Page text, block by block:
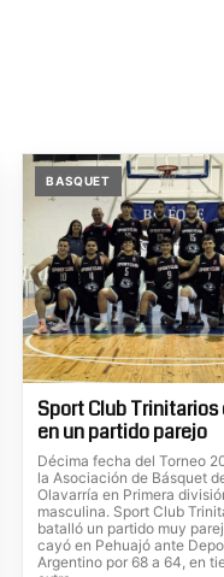
BASQUET
Sport Club Trinitarios
en un partido parejo
Décima fecha del Torneo
la Asociación de Básquet
Olavarría en Primera
masculina. Sport Club
batalló un partido muy
cayó en Pehuajó ante
Argentino por 68 a 64, en